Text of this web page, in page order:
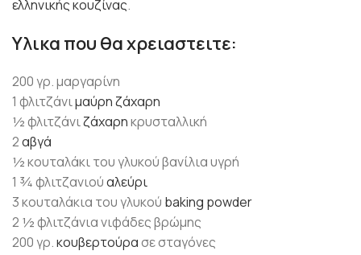
ελληνικής κουζίνας.
Υλικα που θα χρειαστειτε:
200 γρ. μαργαρίνη
1 φλιτζάνιμαύρη ζάχαρη
½ φλιτζάνιζάχαρηκρυσταλλική
2αβγά
½ κουταλάκι του γλυκού βανίλια υγρή
1 ¾ φλιτζανιούαλεύρι
3 κουταλάκια του γλυκού baking powder
2 ½ φλιτζάνια νιφάδες βρώμης
200 γρ.κουβερτούρασε σταγόνες